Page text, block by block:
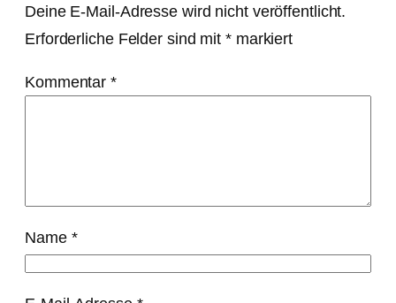
Deine E-Mail-Adresse wird nicht veröffentlicht.
Erforderliche Felder sind mit *markiert
Kommentar*
Name *